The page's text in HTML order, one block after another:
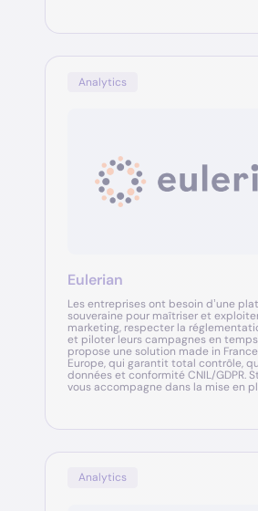
Analytics
Eulerian
Les entreprises ont besoin d’une
souveraine pour maîtriser et
marketing, respecter la
et piloter leurs campagnes en temps
propose une solution made in
Europe, qui garantit total contrôle,
données et conformité CNIL/GDPR.
vous accompagne dans la mise en
Analytics